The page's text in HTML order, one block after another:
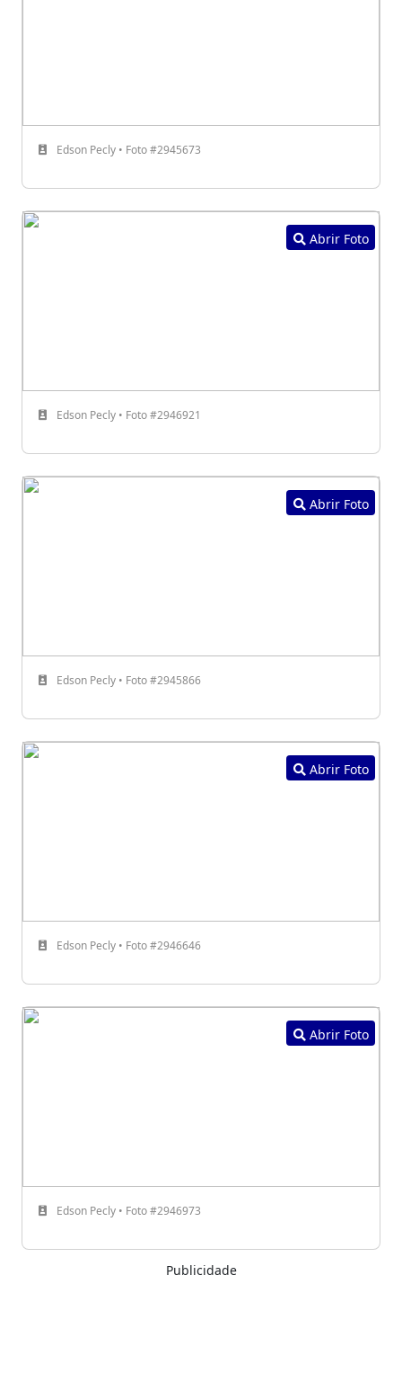
Edson Pecly • Foto #2945673
Abrir Foto
Edson Pecly • Foto #2946921
Abrir Foto
Edson Pecly • Foto #2945866
Abrir Foto
Edson Pecly • Foto #2946646
Abrir Foto
Edson Pecly • Foto #2946973
Publicidade